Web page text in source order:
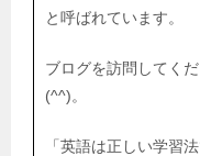
と呼ばれています。
ブログを訪問してく
(^^)。
「英語は正しい学習